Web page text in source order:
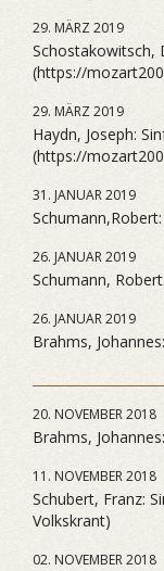
29. MÄRZ 2019
Schostakowitsch,
(https://
29. MÄRZ 2019
Haydn, Joseph:
(https://
31. JANUAR 2019
26. JANUAR 2019
Schumann,
26. JANUAR 2019
Brahms, Johannes:
20. NOVEMBER 2018
Brahms,
11. NOVEMBER 2018
Schubert, Franz:
Volkskrant)
02. NOVEMBER 2018